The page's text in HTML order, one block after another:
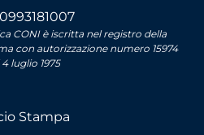
CONI è iscritta nel registro della
con autorizzazione numero 15974
luglio 1975
Stampa